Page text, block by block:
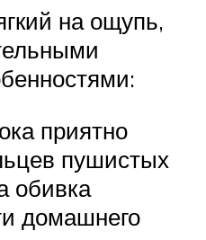
на ощупь,
приятно
пушистых
обивка
домашнего